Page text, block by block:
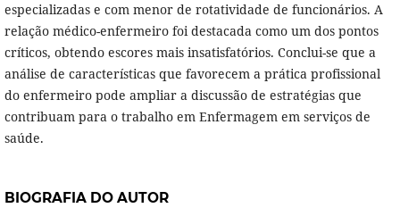
especializadas e com menor de rotatividade de funcionários. A
relação médico-enfermeiro foi destacada como um dos pontos
críticos, obtendo escores mais insatisfatórios. Conclui-se que a
análise de características que favorecem a prática profissional
do enfermeiro pode ampliar a discussão de estratégias que
contribuam para o trabalho em Enfermagem em serviços de
saúde.
BIOGRAFIA DO AUTOR